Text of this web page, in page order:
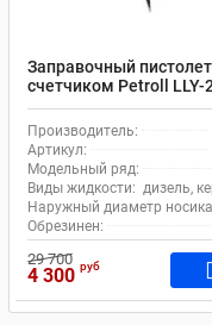
Заправочный
счетчиком Petroll LLY-
Производитель:
Артикул:
Модельный ряд:
Виды жидкости: дизель,
Наружный диаметр
Обрезинен:
29 700
4 300 руб